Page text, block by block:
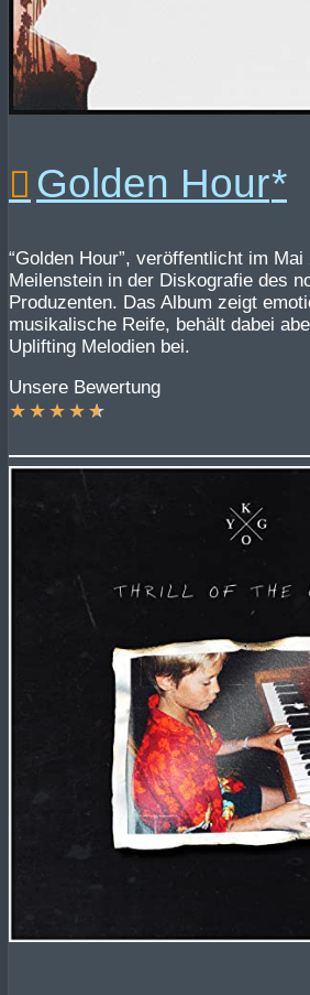
Golden Hour
“Golden Hour”, veröffentlicht im
Meilenstein in der Diskografie des
Produzenten. Das Album zeigt
musikalische Reife, behält dabei
Uplifting Melodien bei.
Unsere Bewertung
★ ★ ★ ★ ★